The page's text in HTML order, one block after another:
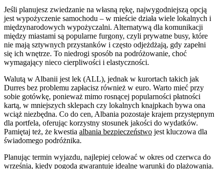
Jeśli planujesz zwiedzanie na własną rękę, najwygodniejszą opcją
jest wypożyczenie samochodu – w mieście działa wiele lokalnych i
międzynarodowych wypożyczalni. Alternatywą dla komunikacji
między miastami są popularne furgony, czyli prywatne busy, które
nie mają sztywnych przystanków i często odjeżdżają, gdy zapełni
się ich wnętrze. To niedrogi sposób na podróżowanie, choć
wymagający nieco cierpliwości i elastyczności.
Walutą w Albanii jest lek (ALL), jednak w kurortach takich jak
Durres bez problemu zapłacisz również w euro. Warto mieć przy
sobie gotówkę, ponieważ mimo rosnącej popularności płatności
kartą, w mniejszych sklepach czy lokalnych knajpkach bywa ona
wciąż niezbędna. Co do cen, Albania pozostaje krajem przystępnym
dla portfela, oferując korzystny stosunek jakości do wydatków.
Pamiętaj też, że kwestia albania bezpieczeństwo jest kluczowa dla
świadomego podróżnika.
Planując termin wyjazdu, najlepiej celować w okres od czerwca do
września, kiedy pogoda gwarantuje idealne warunki do plażowania.